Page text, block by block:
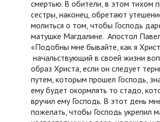
смертью. В обители, в этом тихом
сестры, наконец, обретают
молиться о том, чтобы Господь
матушке Магдалине. Апостол
«Подобны мне бывайте, как я
начальствующий в своей жизни
образ Христа, если он следует
путем, которым прошел Господь,
ему будет окормлять то стадо,
вручил ему Господь. В этот день
пожелать, чтобы Господь укрепил